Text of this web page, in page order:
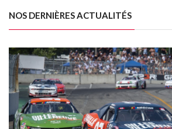
NOS DERNIÈRES ACTUALITÉS